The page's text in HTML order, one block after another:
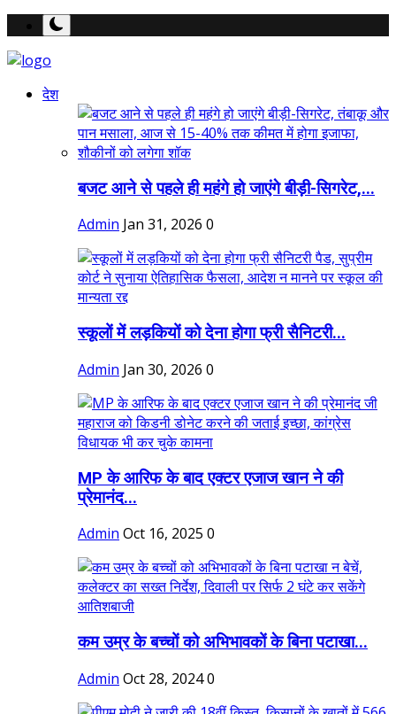
देश
बजट आने से पहले ही महंगे हो जाएंगे बीड़ी-सिगरेट,...
Admin Jan 31, 2026 0
स्कूलों में लड़कियों को देना होगा फ्री सैनिटरी...
Admin Jan 30, 2026 0
MP के आरिफ के बाद एक्टर एजाज खान ने की
प्रेमानंद...
Admin Oct 16, 2025 0
कम उम्र के बच्चों को अभिभावकों के बिना पटाखा...
Admin Oct 28, 20240